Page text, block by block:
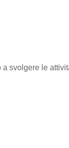
svolgere le